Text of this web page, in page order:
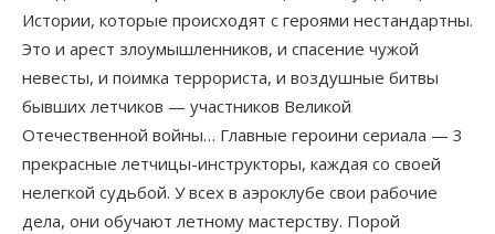
Истории, которые происходят с героями нестандартны.
Это и арест злоумышленников, и спасение чужой
невесты, и поимка террориста, и воздушные битвы
бывших летчиков — участников Великой
Отечественной войны… Главные героини сериала — 3
прекрасные летчицы-инструкторы, каждая со своей
нелегкой судьбой. У всех в аэроклубе свои рабочие
дела, они обучают летному мастерству. Порой